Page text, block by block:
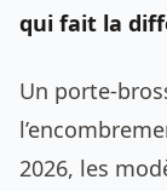
qui fait la
Un porte-
2026, les